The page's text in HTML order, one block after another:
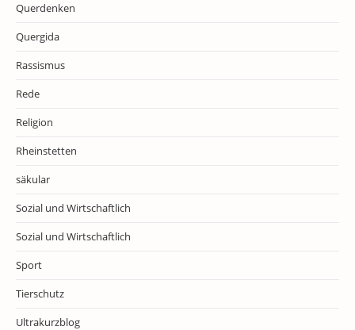
Querdenken
Quergida
Rassismus
Rede
Religion
Rheinstetten
säkular
Sozial und Wirtschaftlich
Sozial und Wirtschaftlich
Sport
Tierschutz
Ultrakurzblog